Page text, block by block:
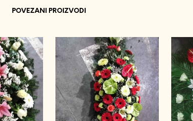
POVEZANI PROIZVODI